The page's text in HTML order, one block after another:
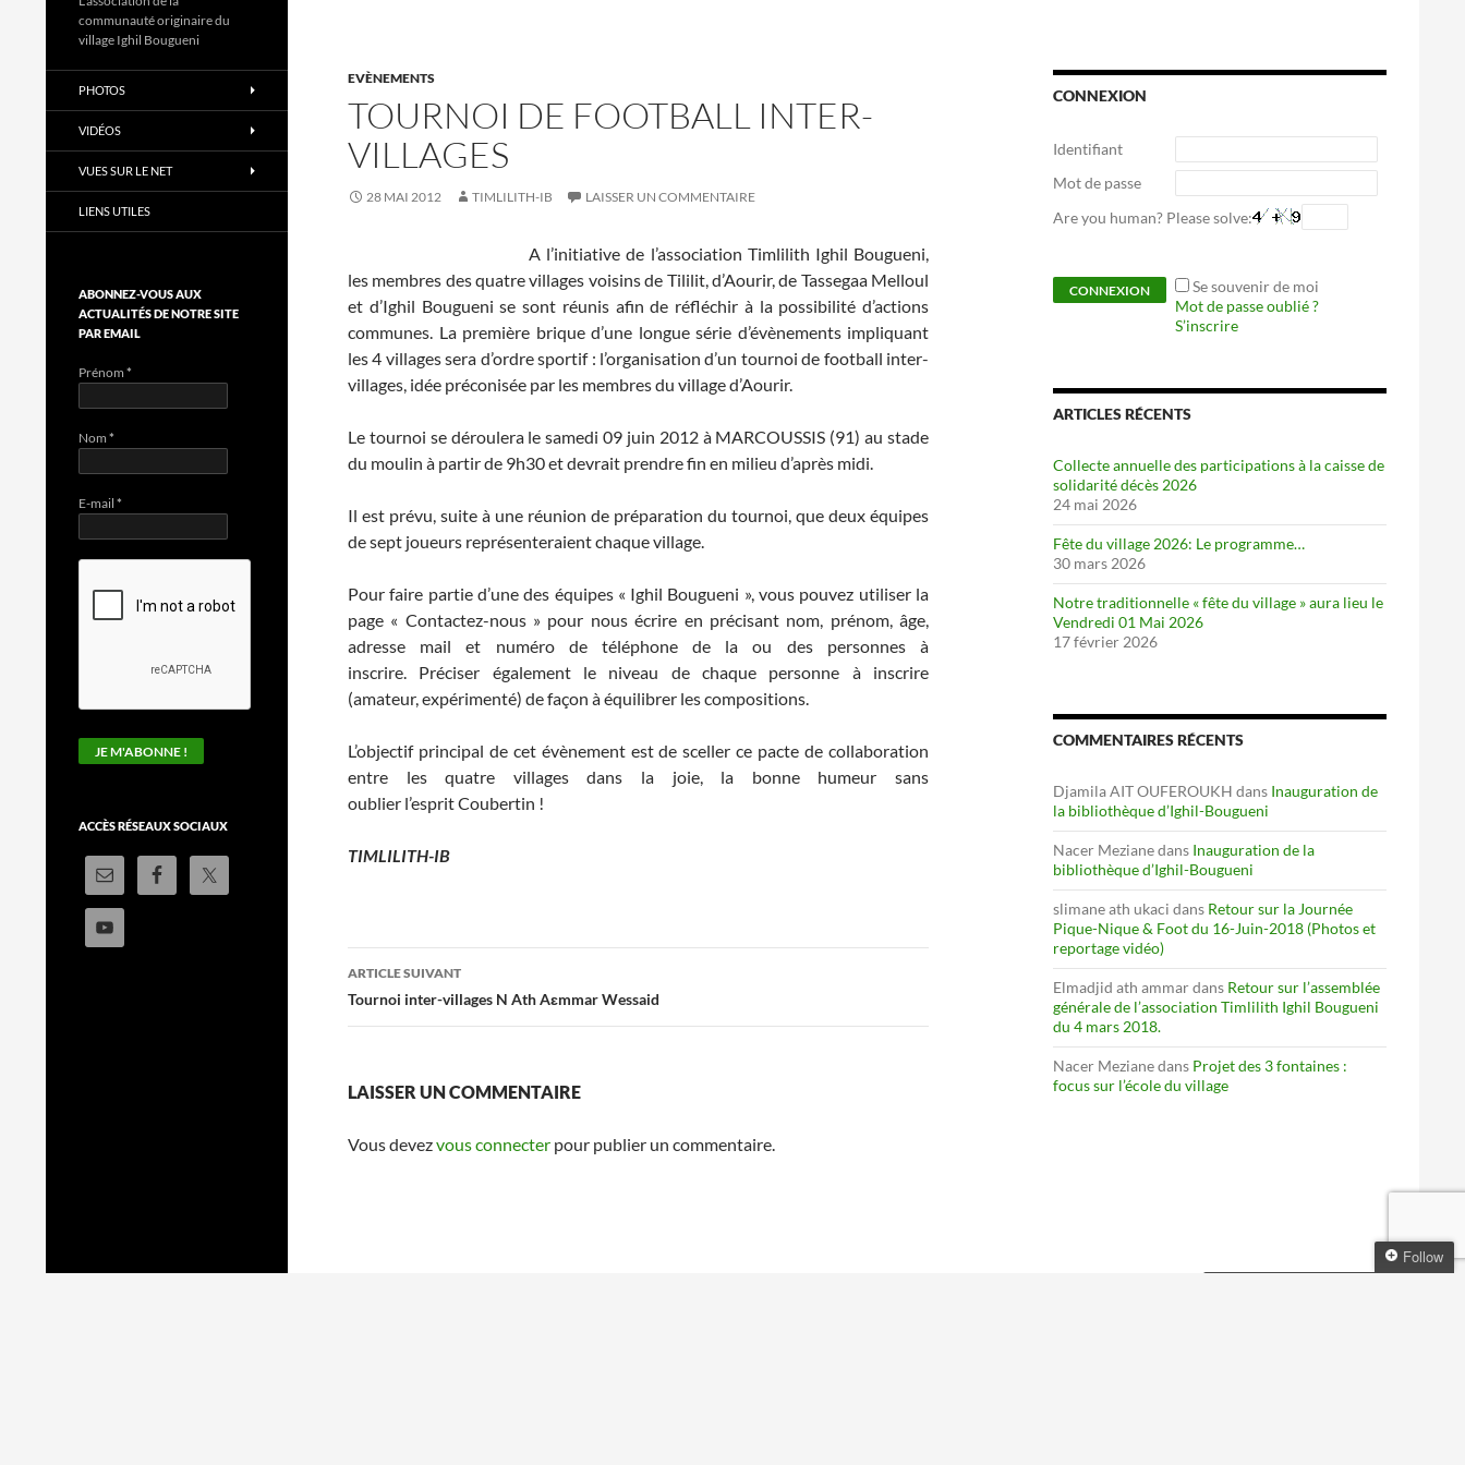
EVÈNEMENTS
TOURNOI DE FOOTBALL INTER-
VILLAGES
28 MAI 2012 TIMLILITH-IB LAISSER UN COMMENTAIRE
A l’initiative de l’association Timlilith Ighil Bougueni,
les membres des quatre villages voisins de Tililit, d’Aourir, de Tassegaa Melloul
et d’Ighil Bougueni se sont réunis afin de réfléchir à la possibilité d’actions
communes. La première brique d’une longue série d’évènements impliquant
les 4 villages sera d’ordre sportif : l’organisation d’un tournoi de football inter-
villages, idée préconisée par les membres du village d’Aourir.
Le tournoi se déroulera le samedi 09 juin 2012 à MARCOUSSIS (91) au stade
du moulin à partir de 9h30 et devrait prendre fin en milieu d’après midi.
Il est prévu, suite à une réunion de préparation du tournoi, que deux équipes
de sept joueurs représenteraient chaque village.
Pour faire partie d’une des équipes « Ighil Bougueni », vous pouvez utiliser la
page « Contactez-nous » pour nous écrire en précisant nom, prénom, âge,
adresse mail et numéro de téléphone de la ou des personnes à
inscrire. Préciser également le niveau de chaque personne à inscrire
(amateur, expérimenté) de façon à équilibrer les compositions.
L’objectif principal de cet évènement est de sceller ce pacte de collaboration
entre les quatre villages dans la joie, la bonne humeur sans
oublier l’esprit Coubertin !
TIMLILITH-IB
Navigation
des
ARTICLE SUIVANT
Tournoi inter-villages N Ath Aɛmmar Wessaid
LAISSER UN COMMENTAIRE
Vous devezvous connecter pour publier un commentaire.
CONNEXION
Identifiant
Mot de passe
Are you human? Please solve:
Se souvenir de moi
Mot de passe oublié ?
S’inscrire
ARTICLES RÉCENTS
Collecte annuelle des participations à la caisse de
solidarité décès 2026
24 mai 2026
Fête du village 2026: Le programme…
30 mars 2026
Notre traditionnelle « fête du village » aura lieu le
Vendredi 01 Mai 2026
17 février 2026
COMMENTAIRES RÉCENTS
Djamila AIT OUFEROUKH dans Inauguration de
la bibliothèque d’Ighil-Bougueni
Nacer Mezianedans Inauguration de la
bibliothèque d’Ighil-Bougueni
slimane ath ukaci dans Retour sur la Journée
Pique-Nique & Foot du 16-Juin-2018 (Photos et
reportage vidéo)
Elmadjid ath ammardans Retour sur l’assemblée
générale de l’association Timlilith Ighil Bougueni
du 4 mars 2018.
Nacer Mezianedans Projet des 3 fontaines :
focus sur l’école du village
communauté originaire du
village Ighil Bougueni
PHOTOS
VIDÉOS
VUES SUR LE NET
LIENS UTILES
ABONNEZ-VOUS AUX
ACTUALITÉS DE NOTRE SITE
PAR EMAIL
Prénom *
Nom *
E-mail *
ACCÈS RÉSEAUX SOCIAUX
Follow